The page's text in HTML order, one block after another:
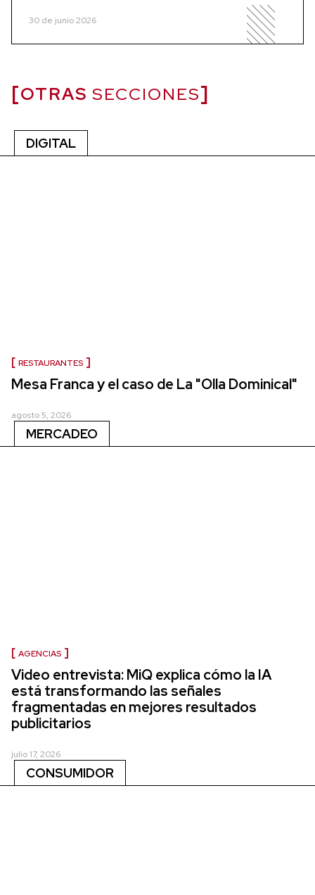
30 de junio 2026
OTRAS SECCIONES
DIGITAL
RESTAURANTES
Mesa Franca y el caso de La "Olla Dominical"
agosto 5, 2026
MERCADEO
AGENCIAS
Video entrevista: MiQ explica cómo la IA
está transformando las señales
fragmentadas en mejores resultados
publicitarios
julio 17, 2026
CONSUMIDOR